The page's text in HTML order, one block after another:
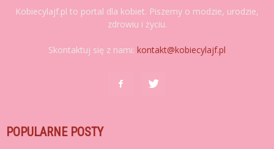
Kobiecylajf.pl to portal dla kobiet. Piszemy o modzie, urodzie,
zdrowiu i życiu.
Skontaktuj się z nami: kontakt@kobiecylajf.pl
POPULARNE POSTY